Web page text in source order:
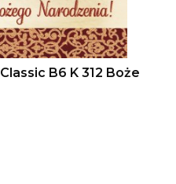
B6 K 312 Boże